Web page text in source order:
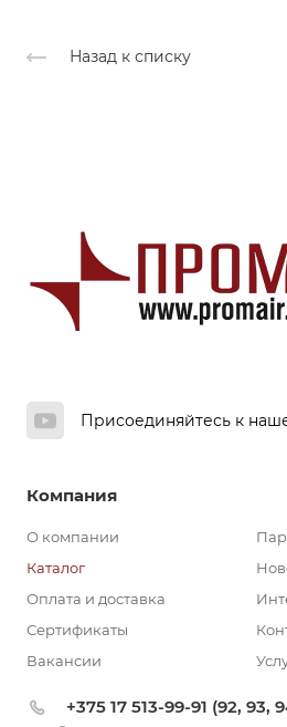
Назад к списку
Присоединяйтесь к
Компания
О компании
Каталог
Оплата и доставка
Сертификаты
Вакансии
+375 17 513-99-91 (92, 93,